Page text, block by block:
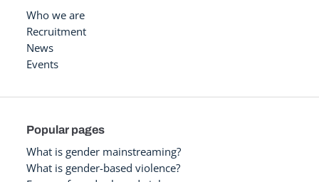
Who we are
Recruitment
News
Events
Popular pages
What is gender mainstreaming?
What is gender-based violence?